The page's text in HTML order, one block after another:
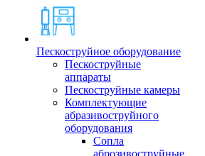
Пескоструйное оборудование
Пескоструйные
аппараты
Пескоструйные камеры
Комплектующие
абразивоструйного
оборудования
Сопла
аброзивоструйные